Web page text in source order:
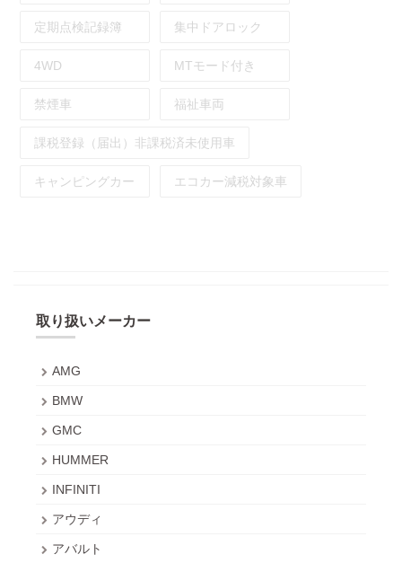
定期点検記録簿 集中ドアロック
4WD MTモード付き
禁煙車 福祉車両
課税登録（届出）非課税済未使用車
キャンピングカー エコカー減税対象車
取り扱いメーカー
AMG
BMW
GMC
HUMMER
INFINITI
アウディ
アバルト